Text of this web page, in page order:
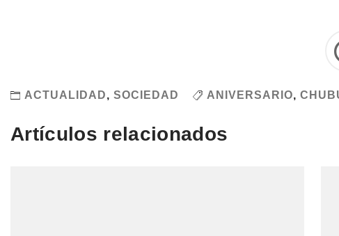
ACTUALIDAD, SOCIEDAD ANIVERSARIO,
Artículos relacionados